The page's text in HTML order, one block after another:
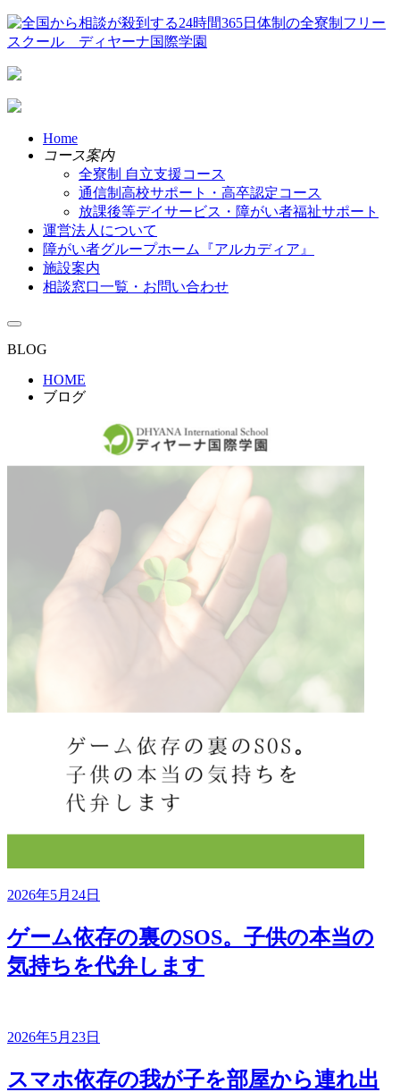
Home
コース案内
全寮制 自立支援コース
通信制高校サポート・高卒認定コース
放課後等デイサービス・障がい者福祉サポート
運営法人について
障がい者グループホーム『アルカディア』
施設案内
相談窓口一覧・お問い合わせ
BLOG
HOME
ブログ
2026年5月24日
ゲーム依存の裏のSOS。子供の本当の
気持ちを代弁します
2026年5月23日
スマホ依存の我が子を部屋から連れ出